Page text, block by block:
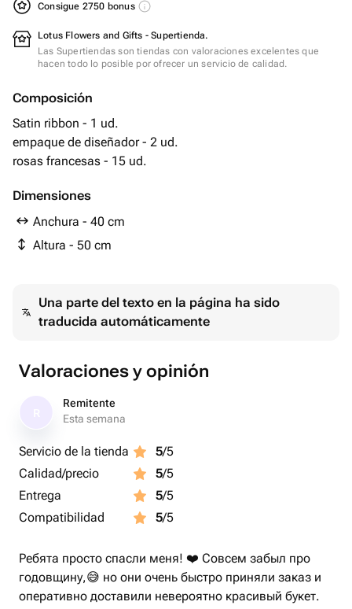
Consigue 2750 bonus
Lotus Flowers and Gifts - Supertienda.
Las Supertiendas son tiendas con valoraciones excelentes que
hacen todo lo posible por ofrecer un servicio de calidad.
Composición
Satin ribbon - 1 ud.
empaque de diseñador - 2 ud.
rosas francesas - 15 ud.
Dimensiones
Anchura - 40 cm
Altura - 50 cm
Una parte del texto en la página ha sido
traducida automáticamente
Valoraciones y opinión
Remitente
Esta semana
Servicio de la tienda 5/5
Calidad/precio
5/5
Entrega
5/5
Compatibilidad
5/5
Ребята просто спасли меня! ❤️ Совсем забыл про
годовщину,😅 но они очень быстро приняли заказ и
оперативно доставили невероятно красивый букет.